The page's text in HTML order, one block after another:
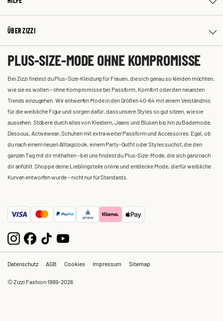
ÜBER ZIZZI
PLUS-SIZE-MODE OHNE KOMPROMISSE
Bei Zizzi findest du Plus-Size-Kleidung für Frauen, die sich genau so kleiden möchten,
wie sie es wollen – ohne Kompromisse bei Passform, Komfort oder den neuesten
Trends einzugehen. Wir entwerfen Mode in den Größen 40-64 mit einem Verständnis
für die weibliche Figur und sorgen dafür, dass unsere Styles so gut sitzen, wie sie
aussehen. Stöbere durch alles von Kleidern, Jeans und Blusen bis hin zu Bademode,
Dessous, Activewear, Schuhen mit extra weiter Passform und Accessoires. Egal, ob
du nach einem neuen Alltagslook, einem Party-Outfit oder Styles suchst, die den
ganzen Tag mit dir mithalten – bei uns findest du Plus-Size-Mode, die sich ganz nach
dir anfühlt. Shoppe deine Lieblingsteile online und entdecke Mode, die für weibliche
Kurven entworfen wurde – nicht nur für Standards.
Datenschutz AGB Cookies Impressum Sitemap
© Zizzi Fashion 1999-2026